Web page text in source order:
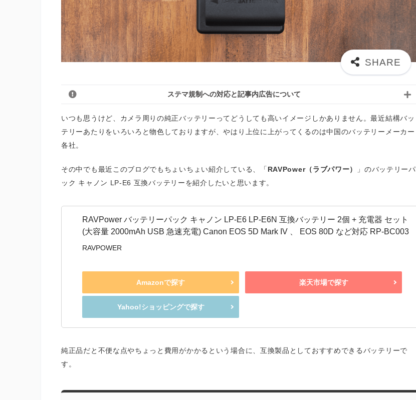
ステマ規制への対応と記事内広告について
いつも思うけど、カメラ周りの純正バッテリーってどうしても高いイメージしかありません。最近結構バッ
テリーあたりをいろいろと物色しておりますが、やはり上位に上がってくるのは中国のバッテリーメーカー
各社。
その中でも最近このブログでもちょいちょい紹介している、「 RAVPower（ラブパワー）
」のバッテリーパ
ック キャノン LP-E6 互換バッテリーを紹介したいと思います。
RAVPower バッテリーパック キャノン LP-E6 LP-E6N 互換バッテリー 2個 + 充電器 セット
(大容量 2000mAh USB 急速充電) Canon EOS 5D Mark IV 、 EOS 80D など対応 RP-BC003
RAVPOWER
Amazonで探す 楽天市場で探す
Yahoo!ショッピングで探す
純正品だと不便な点やちょっと費用がかかるという場合に、互換製品としておすすめできるバッテリーで
す。